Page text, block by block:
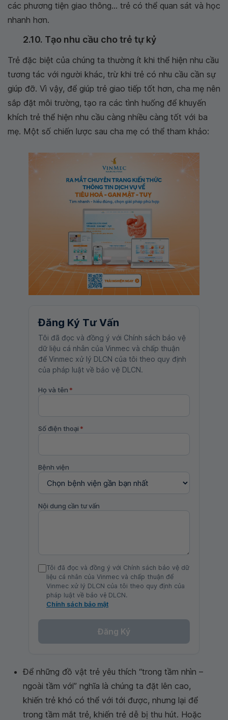
các phương tiện giao thông... trẻ có thể quan sát và học
nhanh hơn.
2.10. Tạo nhu cầu cho trẻ tự kỷ
Trẻ đặc biệt của chúng ta thường ít khi thể hiện nhu cầu
tương tác với người khác, trừ khi trẻ có nhu cầu cần sự
giúp đỡ. Vì vậy, để giúp trẻ giao tiếp tốt hơn, cha mẹ nên
sắp đặt môi trường, tạo ra các tình huống để khuyến
khích trẻ thể hiện nhu cầu càng nhiều càng tốt với ba
mẹ. Một số chiến lược sau cha mẹ có thể tham khảo:
Đăng Ký Tư Vấn
Tôi đã đọc và đồng ý với Chính sách bảo vệ
dữ liệu cá nhân của Vinmec và chấp thuận
để Vinmec xử lý DLCN của tôi theo quy định
của pháp luật về bảo vệ DLCN.
Họ và tên *
Số điện thoại *
Bệnh viện
Nội dung cần tư vấn
Tôi đã đọc và đồng ý với Chính sách bảo vệ dữ
liệu cá nhân của Vinmec và chấp thuận để
Vinmec xử lý DLCN của tôi theo quy định của
pháp luật về bảo vệ DLCN.
Chính sách bảo mật
Đăng Ký
Để những đồ vật trẻ yêu thích “trong tầm nhìn –
ngoài tầm với” nghĩa là chúng ta đặt lên cao,
khiến trẻ khó có thể với tới được, nhưng lại để
trong tầm mắt trẻ, khiến trẻ dễ bị thu hút. Hoặc